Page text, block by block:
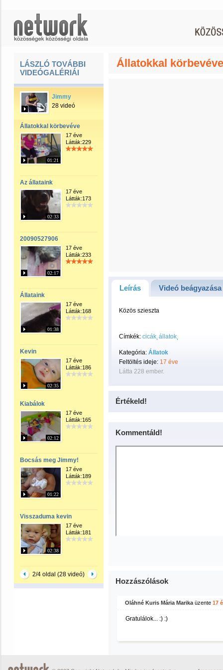
LÁSZLÓ TOVÁBBI
VIDEÓGALÉRIÁI
Jimmy
28 videó
Állatokkal körbevéve
01:21
17 éve
Látták:229
Az állataink
02:33
17 éve
Látták:173
20090527906
02:17
17 éve
Látták:233
Állataink
01:38
17 éve
Látták:168
Kevin
02:35
17 éve
Látták:186
Kiabálok
02:12
17 éve
Látták:165
Bocsás meg Jimmy!
01:22
17 éve
Látták:189
Visszaduma kevin
02:38
17 éve
Látták:181
2/4 oldal (28 videó)
Állatokkal körbevéve
Leírás Videó beágyazása
Közös szieszta
Címkék: cicák állatok
Kategória: Állatok
Feltöltés ideje: 17 éve
Látta 228 ember.
Értékeld!
Kommentáld!
Hozzászólások
Oláhné Kuris Mária Marika üzente 17
Gratulálok... :) :)